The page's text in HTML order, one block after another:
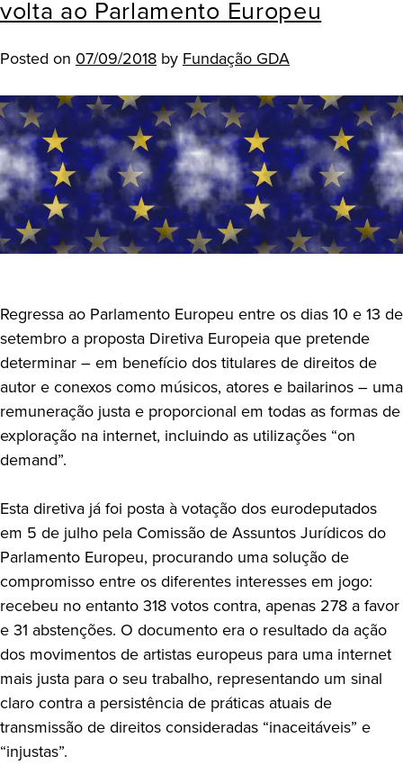
volta ao Parlamento Europeu
Posted on 07/09/2018 by Fundação GDA
Regressa ao Parlamento Europeu entre os dias 10 e 13 de
setembro a proposta Diretiva Europeia que pretende
determinar – em benefício dos titulares de direitos de
autor e conexos como músicos, atores e bailarinos – uma
remuneração justa e proporcional em todas as formas de
exploração na internet, incluindo as utilizações “on
demand”.
Esta diretiva já foi posta à votação dos eurodeputados
em 5 de julho pela Comissão de Assuntos Jurídicos do
Parlamento Europeu, procurando uma solução de
compromisso entre os diferentes interesses em jogo:
recebeu no entanto 318 votos contra, apenas 278 a favor
e 31 abstenções. O documento era o resultado da ação
dos movimentos de artistas europeus para uma internet
mais justa para o seu trabalho, representando um sinal
claro contra a persistência de práticas atuais de
transmissão de direitos consideradas “inaceitáveis” e
“injustas”.